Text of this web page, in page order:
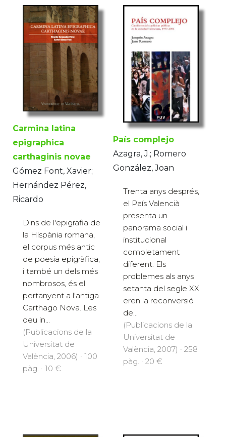
Carmina latina
epigraphica
carthaginis novae
Gómez Font, Xavier;
Hernández Pérez,
Ricardo
Dins de l'epigrafia de
la Hispània romana,
el corpus més antic
de poesia epigràfica,
i també un dels més
nombrosos, és el
pertanyent a l'antiga
Carthago Nova. Les
deu in...
(Publicacions de la
Universitat de
València, 2006) · 100
pàg. · 10 €
País complejo
Azagra, J.; Romero
González, Joan
Trenta anys després,
el País Valencià
presenta un
panorama social i
institucional
completament
diferent. Els
problemes als anys
setanta del segle XX
eren la reconversió
de...
(Publicacions de la
Universitat de
València, 2007) · 258
pàg. · 20 €